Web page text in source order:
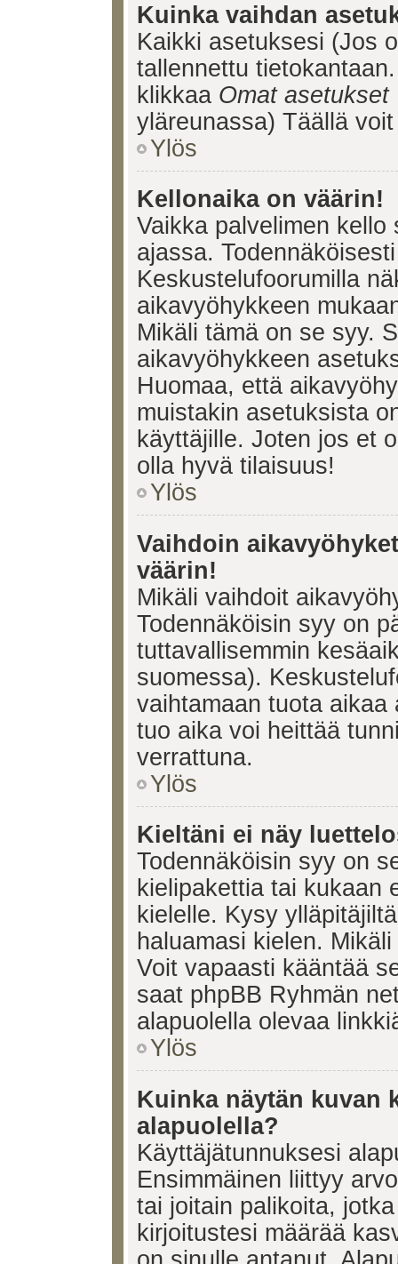
Kuinka vaihdan
Kaikki asetuksesi (Jos
tallennettu
klikkaa Omat asetukset
yläreunassa) Täällä
Ylös
Kellonaika on väärin!
Vaikka palvelimen
ajassa.
Keskustelufoorumilla
aikavyöhykkeen
Mikäli tämä on se syy.
aikavyöhykkeen
Huomaa, että
muistakin asetuksista
käyttäjille. Joten jos et
olla hyvä tilaisuus!
Ylös
Vaihdoin
väärin!
Mikäli vaihdoit
Todennäköisin syy on
tuttavallisemmin
suomessa).
vaihtamaan tuota
tuo aika voi heittää
verrattuna.
Ylös
Kieltäni ei näy
Todennäköisin syy on
kielipakettia tai kukaan
kielelle. Kysy
haluamasi kielen.
Voit vapaasti kääntää
saat phpBB Ryhmän
alapuolella olevaa
Ylös
Kuinka näytän kuvan
alapuolella?
Käyttäjätunnuksesi
Ensimmäinen liittyy
tai joitain palikoita,
kirjoitustesi määrää